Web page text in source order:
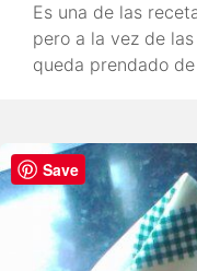
Es una de las
pero a la vez de
queda prendado
Save